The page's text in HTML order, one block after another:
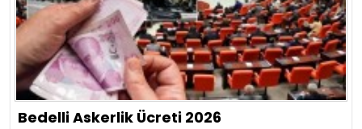
Bedelli Askerlik Ücreti 2026